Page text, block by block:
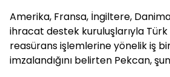
Amerika, Fransa, İngiltere,
ihracat destek kuruluşlarıyla Türk
reasürans işlemlerine yönelik iş
imzalandığını belirten Pekcan,